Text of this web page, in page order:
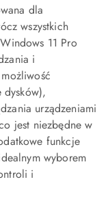
dla
wszystkich
11 Pro
i
dysków),
urządzeniami
jest niezbędne w
funkcje
wyborem
i